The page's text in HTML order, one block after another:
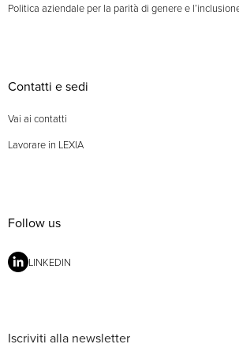
Politica aziendale per la parità di genere e
Contatti e sedi
Vai ai contatti
Lavorare in LEXIA
Follow us
LINKEDIN
Iscriviti alla newsletter